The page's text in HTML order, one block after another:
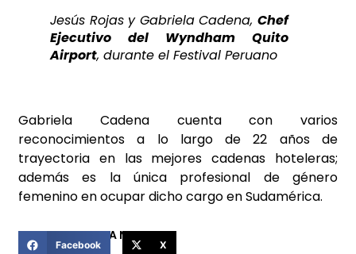
Jesús Rojas y Gabriela Cadena, Chef
Ejecutivo del Wyndham Quito
Airport, durante el Festival Peruano
Gabriela Cadena cuenta con varios
reconocimientos a lo largo de 22 años de
trayectoria en las mejores cadenas hoteleras;
además es la única profesional de género
femenino en ocupar dicho cargo en Sudamérica.
COMPARTIR ESTA NOTICIA
Facebook X